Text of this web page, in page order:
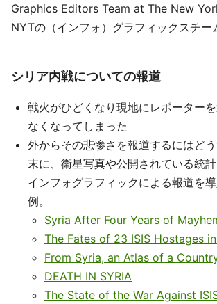
Graphics Editors Team at The New
NYTの（インフォ）グラフィックスチー
シリア内戦についての報道
戦火がひどくなり現地にレポーター
なくなってしまった
外からその悲惨さを報道するにはど
末に、衛星写真や公開されている統
インフォグラフィックによる報道を
例。
Syria After Four Years of
The Fates of 23 ISIS Hostages
From Syria, an Atlas of a
DEATH IN SYRIA
The State of the War Against